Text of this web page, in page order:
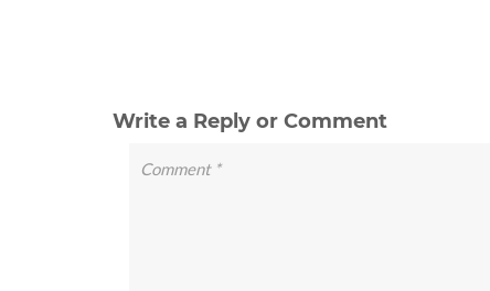
Write a Reply or Comment